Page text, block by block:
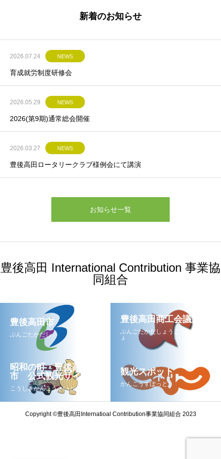
新着のお知らせ
2026.07.24 NEWS
育成就労制度研修会
2026.05.29 NEWS
2026(第9期)通常総会開催
2026.03.27 NEWS
豊後高田ロータリークラブ様例会にて講演
お知らせ一覧
豊後高田 International Contribution 事業協
同組合
豊後高田市
ぶんごたかだし
豊後高田商工会議所
ぶんごたかだしょうこうかいぎし
ょ
昭和の町・豊後高田
市 公式観光サイト
こうしきかんこうさいと
観光スポット
かんこうすぽっと
Copyright ©豊後高田Internatioal Contribution事業協同組合 2023